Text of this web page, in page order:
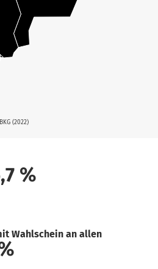
(2022)
%
Wahlschein an allen